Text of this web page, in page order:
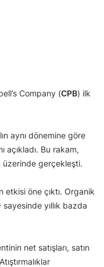
Company (CPB) ilk
aynı dönemine göre
açıkladı. Bu rakam,
üzerinde gerçekleşti.
etkisi öne çıktı. Organik
sayesinde yıllık bazda
net satışları, satın